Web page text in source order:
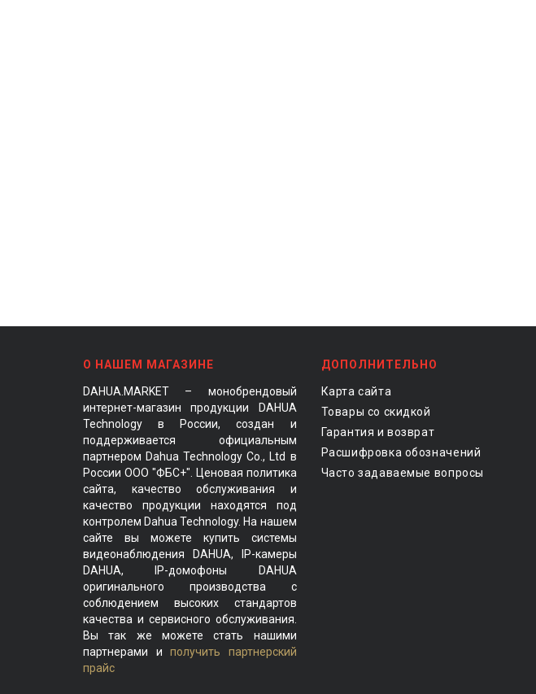
О НАШЕМ МАГАЗИНЕ
DAHUA.MARKET – монобрендовый
интернет-магазин продукции DAHUA
Technology в России, создан и
поддерживается официальным
партнером Dahua Technology Co., Ltd в
России ООО "ФБС+". Ценовая политика
сайта, качество обслуживания и
качество продукции находятся под
контролем Dahua Technology. На нашем
сайте вы можете купить системы
видеонаблюдения DAHUA, IP-камеры
DAHUA, IP-домофоны DAHUA
оригинального производства с
соблюдением высоких стандартов
качества и сервисного обслуживания.
Вы так же можете стать нашими
партнерами и получить партнерский
прайс
ДОПОЛНИТЕЛЬНО
Карта сайта
Товары со скидкой
Гарантия и возврат
Расшифровка обозначений
Часто задаваемые вопросы